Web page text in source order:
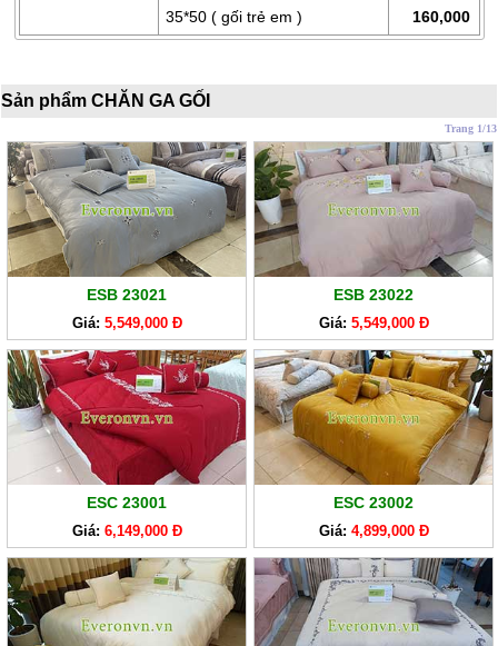
35*50 ( gối trẻ em ) 160,000
Sản phẩm CHĂN GA GỐI
Trang 1/13
ESB 23021
Giá: 5,549,000 Đ
ESB 23022
Giá: 5,549,000 Đ
ESC 23001
Giá: 6,149,000 Đ
ESC 23002
Giá: 4,899,000 Đ